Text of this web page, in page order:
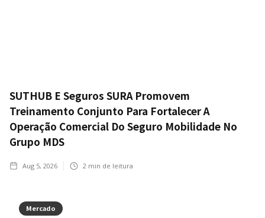
SUTHUB E Seguros SURA Promovem
Treinamento Conjunto Para Fortalecer A
Operação Comercial Do Seguro Mobilidade No
Grupo MDS
Aug 5, 2026 2 min de leitura
Mercado